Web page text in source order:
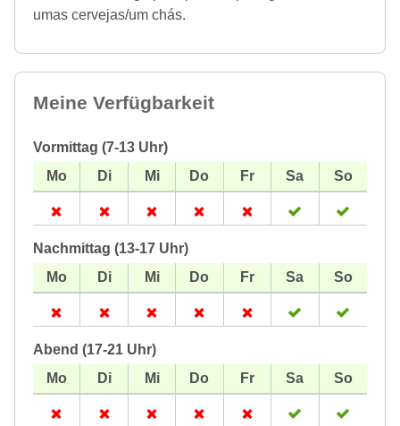
umas cervejas/um chás.
Meine Verfügbarkeit
Vormittag (7-13 Uhr)
Nachmittag (13-17 Uhr)
Abend (17-21 Uhr)